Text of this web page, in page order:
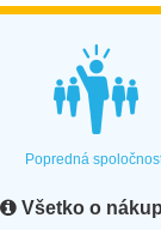
Popredná
Všetko o